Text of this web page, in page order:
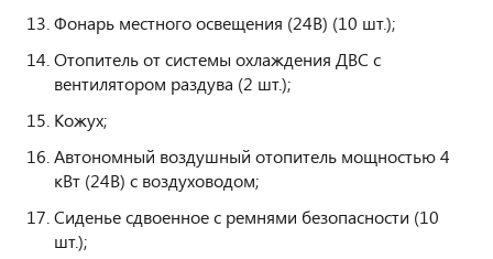
Фонарь местного освещения (24В) (10 шт.);
Отопитель от системы охлаждения ДВС с
вентилятором раздува (2 шт.);
Кожух;
Автономный воздушный отопитель мощностью 4
кВт (24В) с воздуховодом;
Сиденье сдвоенное с ремнями безопасности (10
шт.);